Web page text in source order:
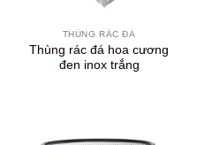
THÙNG RÁC ĐÁ
Thùng rác đá hoa cương
đen inox trắng